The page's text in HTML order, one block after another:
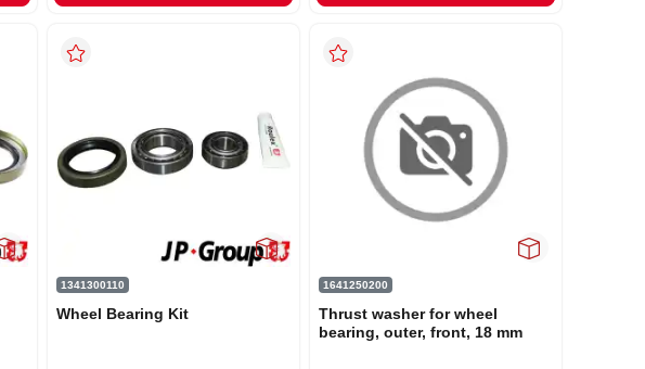
1341300110
Wheel Bearing Kit
1641250200
Thrust washer for wheel
bearing, outer, front, 18 mm